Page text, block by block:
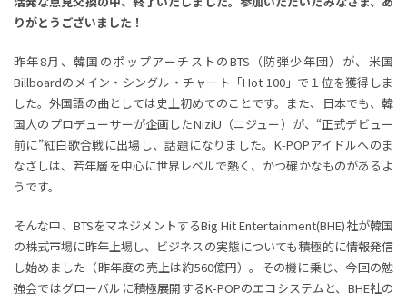
りがとうございました！
昨年8月、韓国のポップアーチストのBTS（防弾少年団）が、米国
Billboardのメイン・シングル・チャート「Hot 100」で１位を獲得しま
した。外国語の曲としては史上初めてのことです。また、日本でも、韓
国人のプロデューサーが企画したNiziU（ニジュー）が、“正式デビュー
前に”紅白歌合戦に出場し、話題になりました。K-POPアイドルへのま
なざしは、若年層を中心に世界レベルで熱く、かつ確かなものがあるよ
うです。
そんな中、BTSをマネジメントするBig Hit Entertainment(BHE)社が韓国
の株式市場に昨年上場し、ビジネスの実態についても積極的に情報発信
し始めました（昨年度の売上は約560億円）。その機に乗じ、今回の勉
強会ではグローバルに積極展開するK-POPのエコシステムと、BHE社の